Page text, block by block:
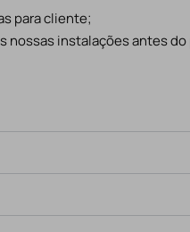
para cliente;
nossas instalações antes